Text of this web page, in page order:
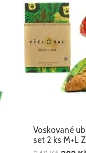
Voskované
set 2 ks M+L
348 Kč.